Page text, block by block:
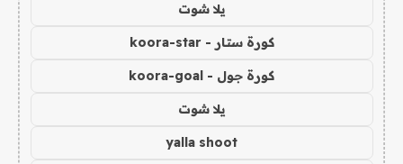
يلا شوت
كورة ستار - koora-star
كورة جول - koora-goal
يلا شوت
yalla shoot